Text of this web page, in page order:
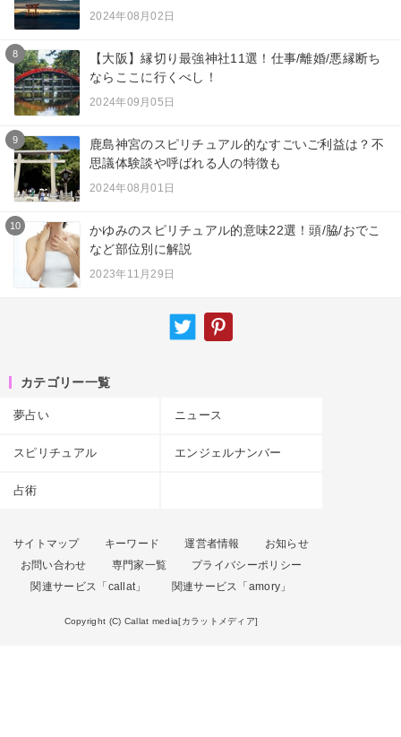
2024年08月02日
8
【大阪】縁切り最強神社11選！仕事/離婚/悪縁断ち
ならここに行くべし！
2024年09月05日
9
鹿島神宮のスピリチュアル的なすごいご利益は？不
思議体験談や呼ばれる人の特徴も
2024年08月01日
10
かゆみのスピリチュアル的意味22選！頭/脇/おでこ
など部位別に解説
2023年11月29日
カテゴリー一覧
夢占い ニュース
スピリチュアル エンジェルナンバー
占術
サイトマップ キーワード 運営者情報
お知らせ
お問い合わせ
専門家一覧
プライバシーポリシー
関連サービス「callat」
関連サービス「amory」
Copyright (C) Callat media[カラットメディア]